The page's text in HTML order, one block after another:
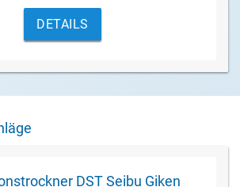
von der relativen
Luftfeuchtigkeit.
DETAILS
DST Seibu Giken